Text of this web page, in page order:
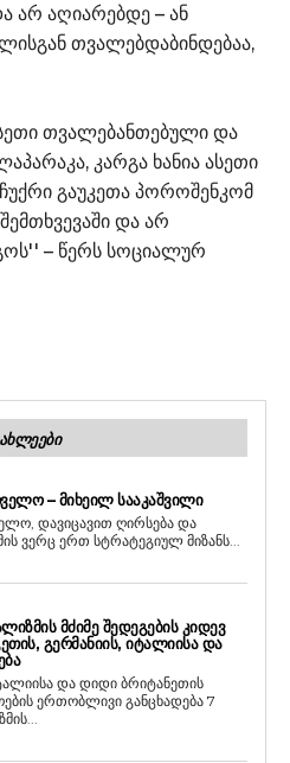
არ აღიარებდე – ან
თვალებდაბინდებაა,
თვალებანთებული და
კარგა ხანია ასეთი
გაუკეთა პოროშენკომ
და არ
– წერს სოციალურ
– ᲛᲘᲮᲔᲘᲚ ᲡᲐᲐᲙᲐᲨᲕᲘᲚᲘ
დავიცავით ღირსება და
ვერც ერთ სტრატეგიულ მიზანს...
ᲛᲫᲘᲛᲔ ᲨᲔᲓᲔᲒᲔᲑᲘᲡ ᲙᲘᲓᲔᲕ
ᲒᲔᲠᲛᲐᲜᲘᲘᲡ, ᲘᲢᲐᲚᲘᲘᲡᲐ ᲓᲐ
და დიდი ბრიტანეთის
ერთობლივი განცხადება 7